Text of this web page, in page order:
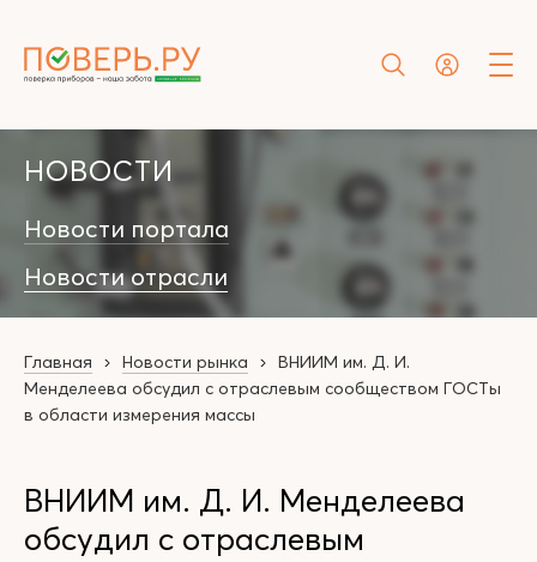
НОВОСТИ
Новости портала
Новости отрасли
Главная Новости рынка
ВНИИМ им. Д. И.
Менделеева обсудил с отраслевым сообществом ГОСТы
в области измерения массы
ВНИИМ им. Д. И. Менделеева
обсудил с отраслевым